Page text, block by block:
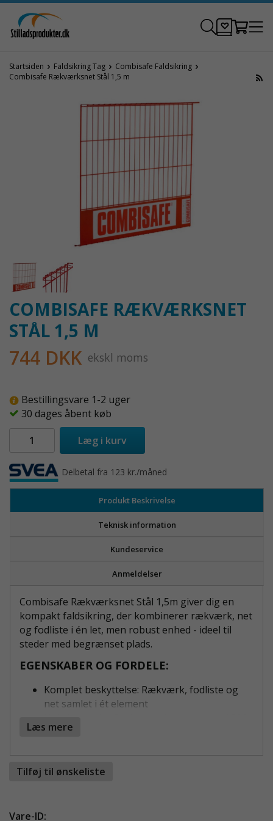
Startsiden Faldsikring Tag
Combisafe Faldsikring
Combisafe Rækværksnet Stål 1,5 m
COMBISAFE RÆKVÆRKSNET
STÅL 1,5 M
744 DKK ekskl moms
Bestillingsvare 1-2 uger
30 dages åbent køb
Læg i kurv
Delbetal fra 123 kr./måned
Produkt Beskrivelse
Teknisk information
Kundeservice
Anmeldelser
Combisafe Rækværksnet Stål 1,5m giver dig en
kompakt faldsikring, der kombinerer rækværk, net
og fodliste i én let, men robust enhed - ideel til
steder med begrænset plads.
EGENSKABER OG FORDELE:
Komplet beskyttelse: Rækværk, fodliste og
net samlet i ét element
kg
Øget sikkerhed: Forstærkede kanter og fuld
Fleksibel: Kan kombineres med hængsler til
Læs mere
Tilføj til ønskeliste
Vare-ID: